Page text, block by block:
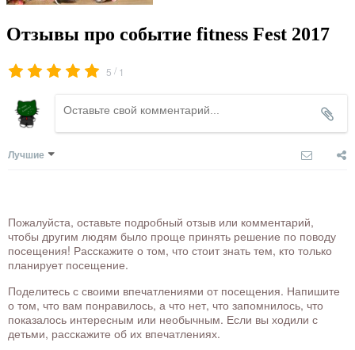
Отзывы про событие fitness Fest 2017
5 / 1
Лучшие
Пожалуйста, оставьте подробный отзыв или комментарий,
чтобы другим людям было проще принять решение по поводу
посещения! Расскажите о том, что стоит знать тем, кто только
планирует посещение.
Поделитесь с своими впечатлениями от посещения. Напишите
о том, что вам понравилось, а что нет, что запомнилось, что
показалось интересным или необычным. Если вы ходили с
детьми, расскажите об их впечатлениях.